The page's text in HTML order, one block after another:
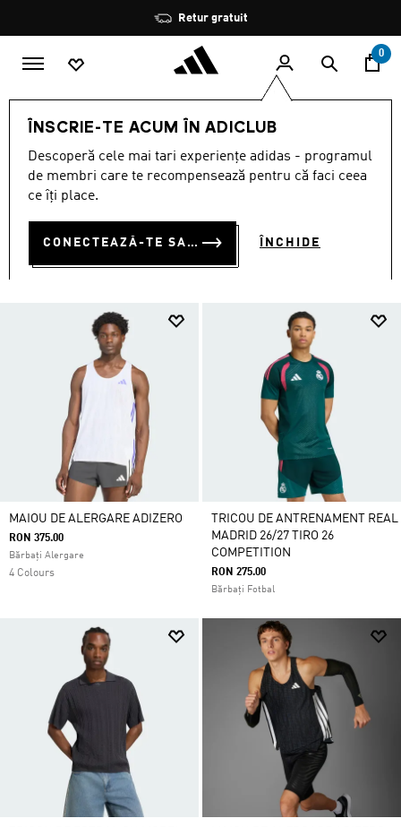
Oprește
rotația
Reduceri de până la 30%
0
ÎNSCRIE-TE ACUM ÎN ADICLUB
Descoperă cele mai tari experiențe adidas - programul
de membri care te recompensează pentru că faci ceea
ce îți place.
CONECTEAZĂ-TE SAU ÎNSCRIE-TE ACUM ÎNCHIDE
BĂRBAȚI ÎMBRĂCĂMINTE Topuri
TOPURI
MAIOU DE ALERGARE ADIZERO
RON 375.00
Bărbați Alergare
4 Colours
TRICOU DE ANTRENAMENT REAL
MADRID 26/27 TIRO 26
COMPETITION
RON 275.00
Bărbați Fotbal